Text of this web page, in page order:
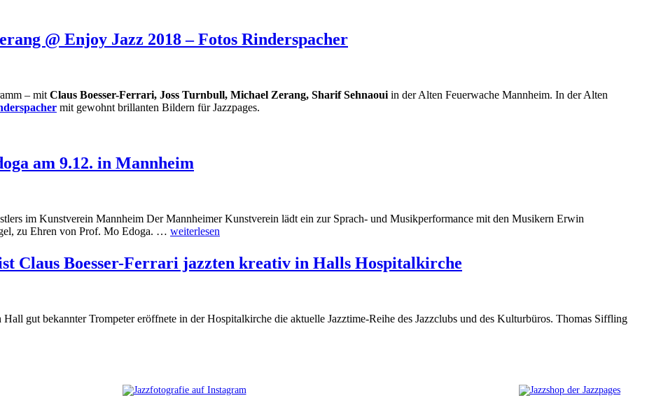
@ Enjoy Jazz 2018 – Fotos Rinderspacher
– mit Claus Boesser-Ferrari, Joss Turnbull, Michael Zerang, Sharif Sehnaoui in der Alten Feuerwache Mannheim. In der Alten
mit gewohnt brillanten Bildern für Jazzpages.
am 9.12. in Mannheim
im Kunstverein Mannheim Der Mannheimer Kunstverein lädt ein zur Sprach- und Musikperformance mit den Musikern Erwin
zu Ehren von Prof. Mo Edoga. … weiterlesen
Claus Boesser-Ferrari jazzten kreativ in Halls Hospitalkirche
gut bekannter Trompeter eröffnete in der Hospitalkirche die aktuelle Jazztime-Reihe des Jazzclubs und des Kulturbüros. Thomas Siffling